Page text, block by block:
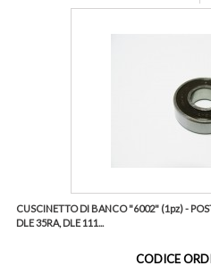
CUSCINETTO DI BANCO "6002" (1pz) -
DLE 35RA, DLE 111...
CODICE